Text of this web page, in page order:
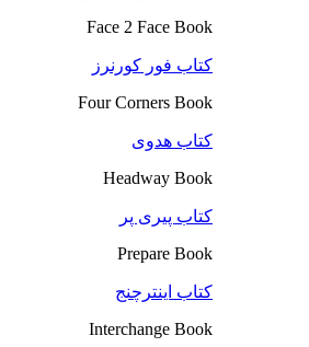
Face 2 Face Book
کتاب فور کورنرز
Four Corners Book
کتاب هدوی
Headway Book
کتاب پیری پر
Prepare Book
کتاب اینترچنج
Interchange Book